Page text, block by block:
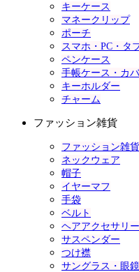
キーケース
マネークリップ
ポーチ
スマホ・PC・タ
ペンケース
手帳ケース・カ
キーホルダー
チャーム
ファッション雑貨
ファッション雑
ネックウェア
帽子
イヤーマフ
手袋
ベルト
ヘアアクセサリー
サスペンダー
つけ襟
サングラス・眼鏡